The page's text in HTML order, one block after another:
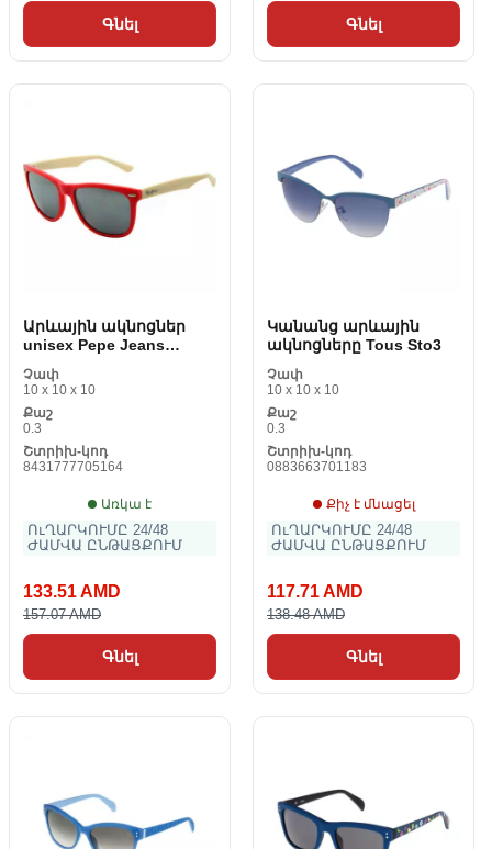
Գնել Գնել
Արևային ակնոցներ
unisex Pepe Jeans
Չափ
10 x 10 x 10
Քաշ
0.3
Շտրիխ-կոդ
8431777705164
Առկա է
ՈւՂԱՐԿՈՒՄԸ 24/48
ԺԱՄՎԱ ԸՆԹԱՑՔՈՒՄ
133.51 AMD
157.07 AMD
Գնել
Կանանց արևային
ակնոցները Tous Sto3
Չափ
10 x 10 x 10
Քաշ
0.3
Շտրիխ-կոդ
0883663701183
Քիչ է մնացել
ՈւՂԱՐԿՈՒՄԸ 24/48
ԺԱՄՎԱ ԸՆԹԱՑՔՈՒՄ
117.71 AMD
138.48 AMD
Գնել